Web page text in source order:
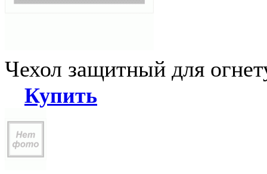
Чехол защитный для
Купить